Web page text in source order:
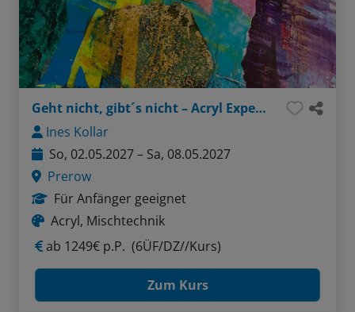
Geht nicht, gibt´s nicht – Acryl Experimente
Ines Kollar
So, 02.05.2027 – Sa, 08.05.2027
Prerow
Für Anfänger geeignet
Acryl, Mischtechnik
ab 1249€ p.P. (6ÜF/DZ//Kurs)
Zum Kurs